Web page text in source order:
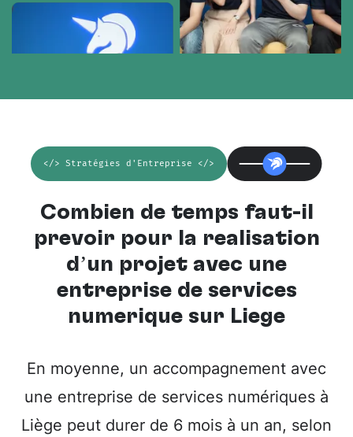
</> Stratégies d'Entreprise </>
Combien de temps faut-il
prévoir pour la réalisation
d’un projet avec une
entreprise de services
numérique sur Liège
En moyenne, un accompagnement avec
une entreprise de services numériques à
Liège peut durer de 6 mois à un an, selon